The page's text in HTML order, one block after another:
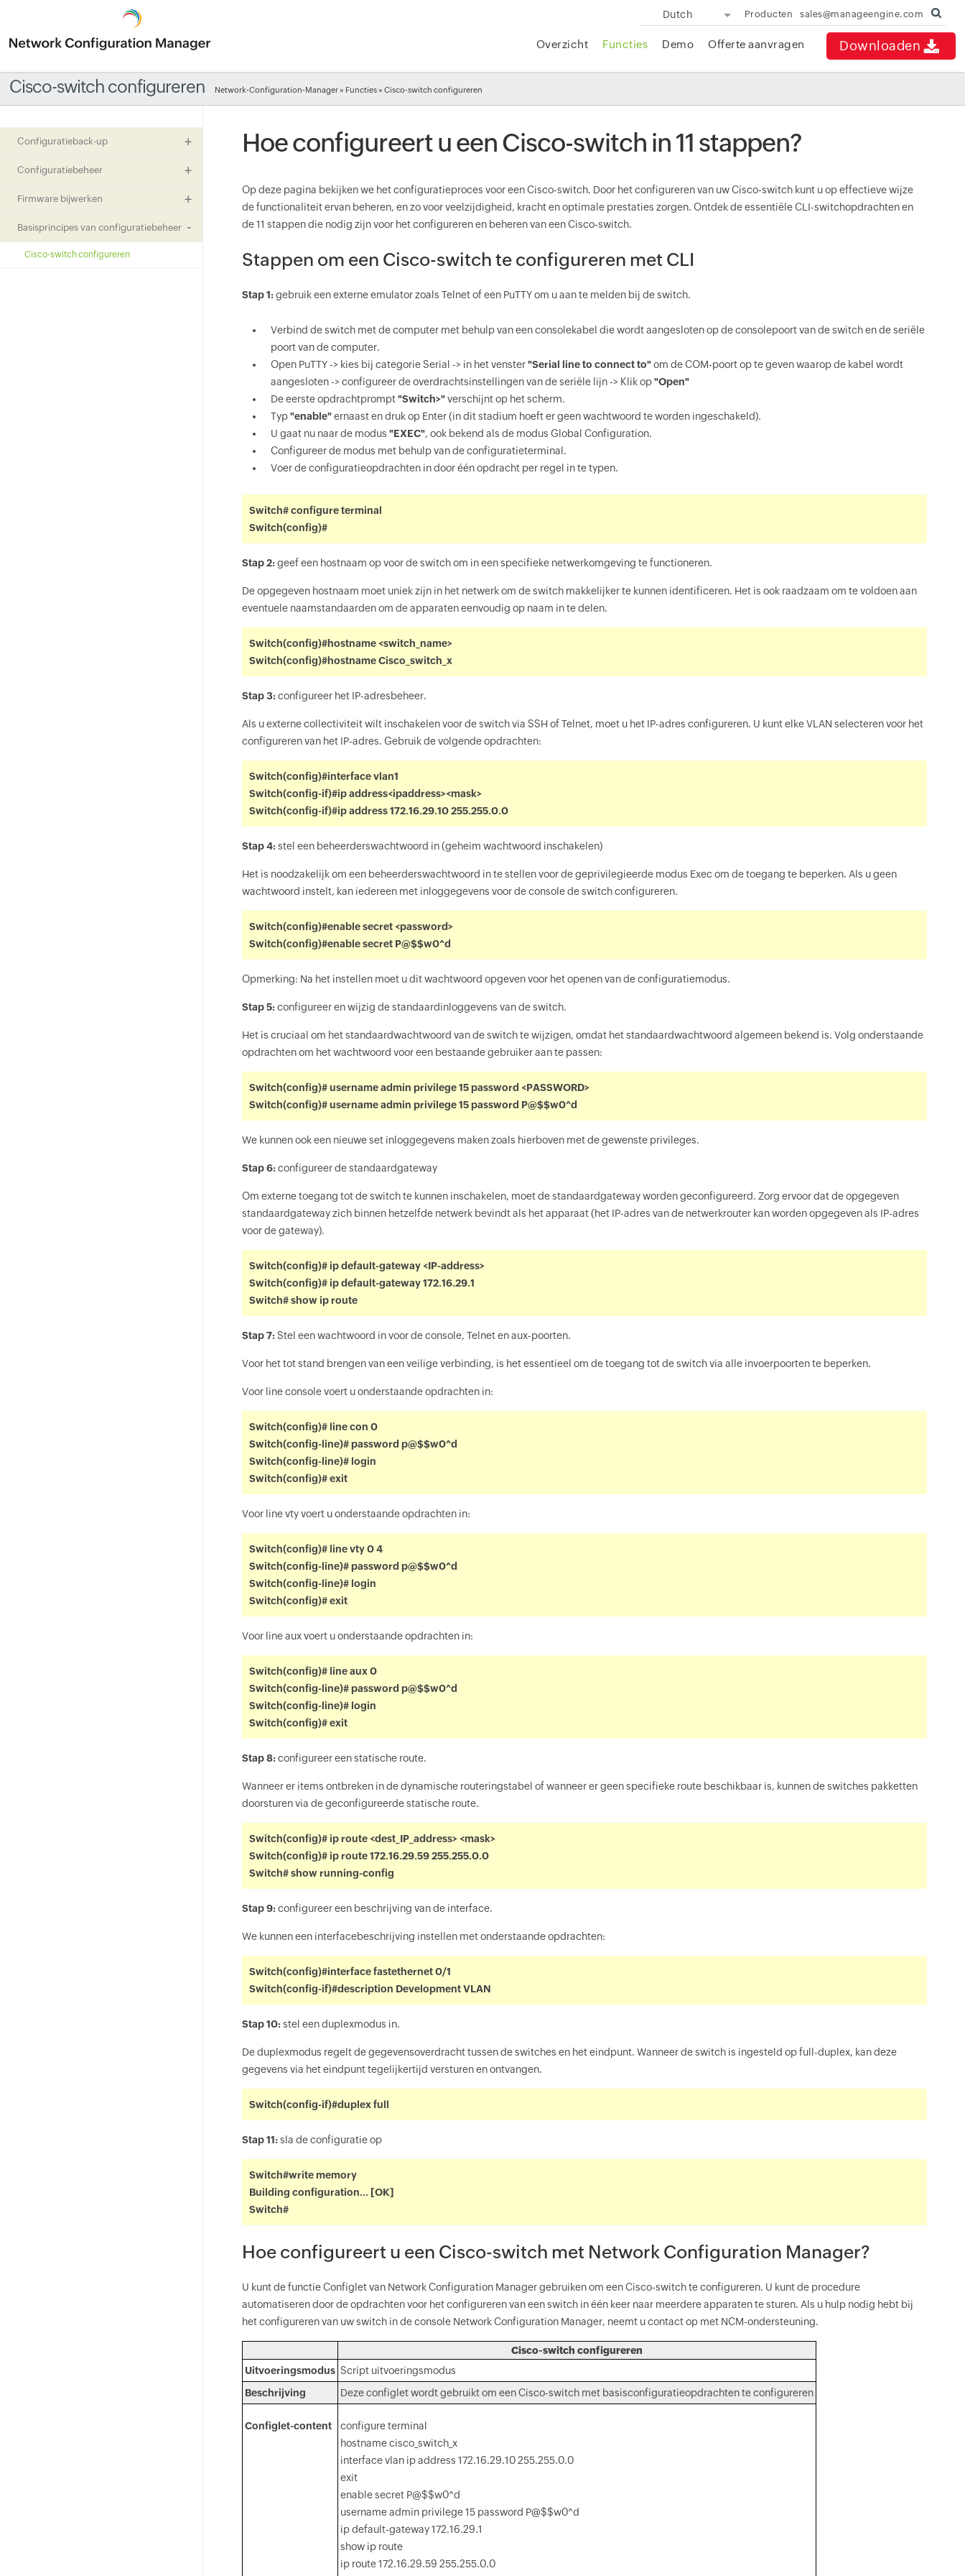
Dutch Producten sales@manageengine.com
Downloaden
Overzicht Functies Demo Offerte aanvragen
Cisco-switch configureren Network-Configuration-Manager » Functies » Cisco-switch configureren
Configuratieback-up
Configuratiebeheer
Firmware bijwerken
Basisprincipes van configuratiebeheer
Cisco-switch configureren
Hoe configureert u een Cisco-switch in 11 stappen?
Op deze pagina bekijken we het configuratieproces voor een Cisco-switch. Door het configureren van uw Cisco-switch kunt u op effectieve wijze
de functionaliteit ervan beheren, en zo voor veelzijdigheid, kracht en optimale prestaties zorgen. Ontdek de essentiële CLI-switchopdrachten en
de 11 stappen die nodig zijn voor het configureren en beheren van een Cisco-switch.
Stappen om een Cisco-switch te configureren met CLI
Stap 1:gebruik een externe emulator zoals Telnet of een PuTTY om u aan te melden bij de switch.
Verbind de switch met de computer met behulp van een consolekabel die wordt aangesloten op de consolepoort van de switch en de seriële
poort van de computer.
Open PuTTY -> kies bij categorie Serial -> in het venster"Serial line to connect to"om de COM-poort op te geven waarop de kabel wordt
aangesloten -> configureer de overdrachtsinstellingen van de seriële lijn -> Klik op"Open"
De eerste opdrachtprompt"Switch>"verschijnt op het scherm.
Typ"enable"ernaast en druk op Enter (in dit stadium hoeft er geen wachtwoord te worden ingeschakeld).
U gaat nu naar de modus "EXEC", ook bekend als de modus Global Configuration.
Configureer de modus met behulp van de configuratieterminal.
Voer de configuratieopdrachten in door één opdracht per regel in te typen.
Switch# configure terminal
Switch(config)#
Stap 2:geef een hostnaam op voor de switch om in een specifieke netwerkomgeving te functioneren.
De opgegeven hostnaam moet uniek zijn in het netwerk om de switch makkelijker te kunnen identificeren. Het is ook raadzaam om te voldoen aan
eventuele naamstandaarden om de apparaten eenvoudig op naam in te delen.
Switch(config)#hostname <switch_name>
Switch(config)#hostname Cisco_switch_x
Stap 3:configureer het IP-adresbeheer.
Als u externe collectiviteit wilt inschakelen voor de switch via SSH of Telnet, moet u het IP-adres configureren. U kunt elke VLAN selecteren voor het
configureren van het IP-adres. Gebruik de volgende opdrachten:
Switch(config)#interface vlan1
Switch(config-if)#ip address<ipaddress><mask>
Switch(config-if)#ip address 172.16.29.10 255.255.0.0
Stap 4:stel een beheerderswachtwoord in (geheim wachtwoord inschakelen)
Het is noodzakelijk om een beheerderswachtwoord in te stellen voor de geprivilegieerde modus Exec om de toegang te beperken. Als u geen
wachtwoord instelt, kan iedereen met inloggegevens voor de console de switch configureren.
Switch(config)#enable secret <password>
Switch(config)#enable secret P@$$w0^d
Opmerking: Na het instellen moet u dit wachtwoord opgeven voor het openen van de configuratiemodus.
Stap 5:configureer en wijzig de standaardinloggevens van de switch.
Het is cruciaal om het standaardwachtwoord van de switch te wijzigen, omdat het standaardwachtwoord algemeen bekend is. Volg onderstaande
opdrachten om het wachtwoord voor een bestaande gebruiker aan te passen:
Switch(config)# username admin privilege 15 password <PASSWORD>
Switch(config)# username admin privilege 15 password P@$$w0^d
We kunnen ook een nieuwe set inloggegevens maken zoals hierboven met de gewenste privileges.
Stap 6:configureer de standaardgateway
Om externe toegang tot de switch te kunnen inschakelen, moet de standaardgateway worden geconfigureerd. Zorg ervoor dat de opgegeven
standaardgateway zich binnen hetzelfde netwerk bevindt als het apparaat (het IP-adres van de netwerkrouter kan worden opgegeven als IP-adres
voor de gateway).
Switch(config)# ip default-gateway <IP-address>
Switch(config)# ip default-gateway 172.16.29.1
Switch# show ip route
Stap 7:Stel een wachtwoord in voor de console, Telnet en aux-poorten.
Voor het tot stand brengen van een veilige verbinding, is het essentieel om de toegang tot de switch via alle invoerpoorten te beperken.
Voor line console voert u onderstaande opdrachten in:
Switch(config)# line con 0
Switch(config-line)# password p@$$w0^d
Switch(config-line)# login
Switch(config)# exit
Voor line vty voert u onderstaande opdrachten in:
Switch(config)# line vty 0 4
Switch(config-line)# password p@$$w0^d
Switch(config-line)# login
Switch(config)# exit
Voor line aux voert u onderstaande opdrachten in:
Switch(config)# line aux 0
Switch(config-line)# password p@$$w0^d
Switch(config-line)# login
Switch(config)# exit
Stap 8:configureer een statische route.
Wanneer er items ontbreken in de dynamische routeringstabel of wanneer er geen specifieke route beschikbaar is, kunnen de switches pakketten
doorsturen via de geconfigureerde statische route.
Switch(config)# ip route <dest_IP_address> <mask>
Switch(config)# ip route 172.16.29.59 255.255.0.0
Switch# show running-config
Stap 9:configureer een beschrijving van de interface.
We kunnen een interfacebeschrijving instellen met onderstaande opdrachten:
Switch(config)#interface fastethernet 0/1
Switch(config-if)#description Development VLAN
Stap 10:stel een duplexmodus in.
De duplexmodus regelt de gegevensoverdracht tussen de switches en het eindpunt. Wanneer de switch is ingesteld op full-duplex, kan deze
gegevens via het eindpunt tegelijkertijd versturen en ontvangen.
Switch(config-if)#duplex full
Stap 11:sla de configuratie op
Switch#write memory
Building configuration... [OK]
Switch#
Hoe configureert u een Cisco-switch met Network Configuration Manager?
U kunt de functie Configlet van Network Configuration Manager gebruiken om een Cisco-switch te configureren. U kunt de procedure
automatiseren door de opdrachten voor het configureren van een switch in één keer naar meerdere apparaten te sturen. Als u hulp nodig hebt bij
het configureren van uw switch in de console Network Configuration Manager, neemt u contact op met NCM-ondersteuning.
Cisco-switch configureren
Uitvoeringsmodus Script uitvoeringsmodus
Beschrijving
Deze configlet wordt gebruikt om een Cisco-switch met basisconfiguratieopdrachten te configureren
Configlet-content
configure terminal
hostname cisco_switch_x
interface vlan ip address 172.16.29.10 255.255.0.0
exit
enable secret P@$$w0^d
username admin privilege 15 password P@$$w0^d
ip default-gateway 172.16.29.1
show ip route
ip route 172.16.29.59 255.255.0.0